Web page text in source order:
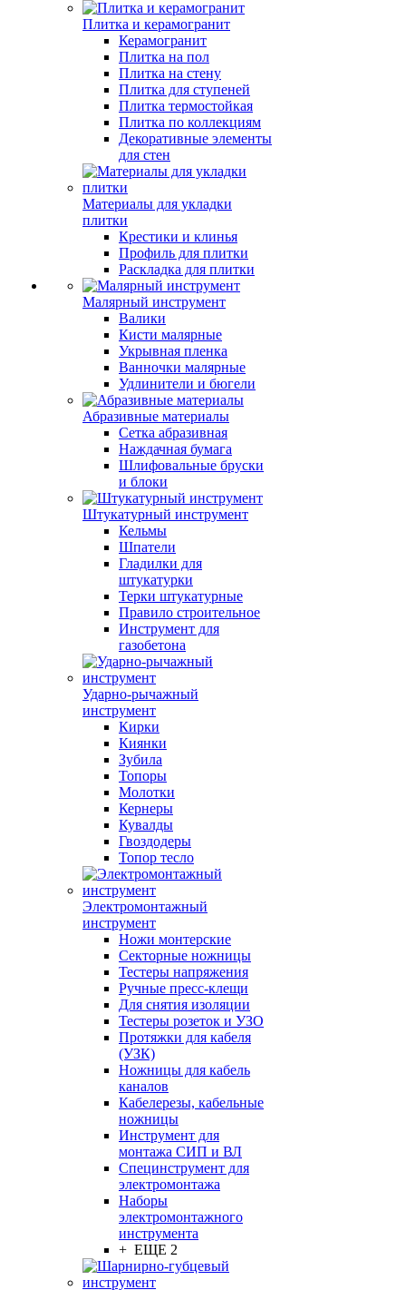
Плитка и керамогранит
Керамогранит
Плитка на пол
Плитка на стену
Плитка для ступеней
Плитка термостойкая
Плитка по коллекциям
Декоративные элементы
для стен
Материалы для укладки
плитки
Крестики и клинья
Профиль для плитки
Раскладка для плитки
Малярный инструмент
Валики
Кисти малярные
Укрывная пленка
Ванночки малярные
Удлинители и бюгели
Абразивные материалы
Сетка абразивная
Наждачная бумага
Шлифовальные бруски
и блоки
Штукатурный инструмент
Кельмы
Шпатели
Гладилки для
штукатурки
Терки штукатурные
Правило строительное
Инструмент для
газобетона
Ударно-рычажный
инструмент
Кирки
Киянки
Зубила
Топоры
Молотки
Кернеры
Кувалды
Гвоздодеры
Топор тесло
Электромонтажный
инструмент
Ножи монтерские
Секторные ножницы
Тестеры напряжения
Ручные пресс-клещи
Для снятия изоляции
Тестеры розеток и УЗО
Протяжки для кабеля
(УЗК)
Ножницы для кабель
каналов
Кабелерезы, кабельные
ножницы
Инструмент для
монтажа СИП и ВЛ
Специнструмент для
электромонтажа
Наборы
электромонтажного
инструмента
+ ЕЩЕ 2